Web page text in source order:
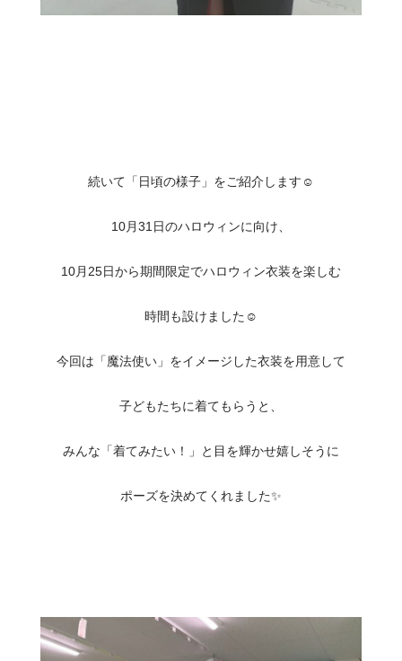
続いて「日頃の様子」をご紹介します☺️
10月31日のハロウィンに向け、
10月25日から期間限定でハロウィン衣装を楽しむ
時間も設けました☺️
今回は「魔法使い」をイメージした衣装を用意して
子どもたちに着てもらうと、
みんな「着てみたい！」と目を輝かせ嬉しそうに
ポーズを決めてくれました✨